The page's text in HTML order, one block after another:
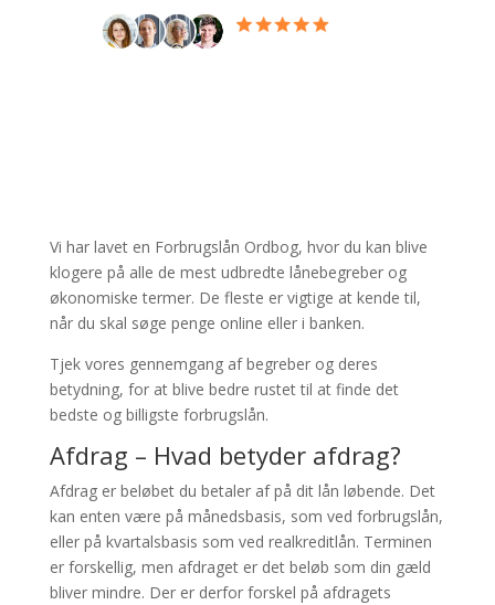
Vi har lavet en Forbrugslån Ordbog, hvor du kan blive
klogere på alle de mest udbredte lånebegreber og
økonomiske termer. De fleste er vigtige at kende til,
når du skal søge penge online eller i banken.
Tjek vores gennemgang af begreber og deres
betydning, for at blive bedre rustet til at finde det
bedste og billigste forbrugslån.
Afdrag – Hvad betyder afdrag?
Afdrag er beløbet du betaler af på dit lån løbende. Det
kan enten være på månedsbasis, som ved forbrugslån,
eller på kvartalsbasis som ved realkreditlån. Terminen
er forskellig, men afdraget er det beløb som din gæld
bliver mindre. Der er derfor forskel på afdragets